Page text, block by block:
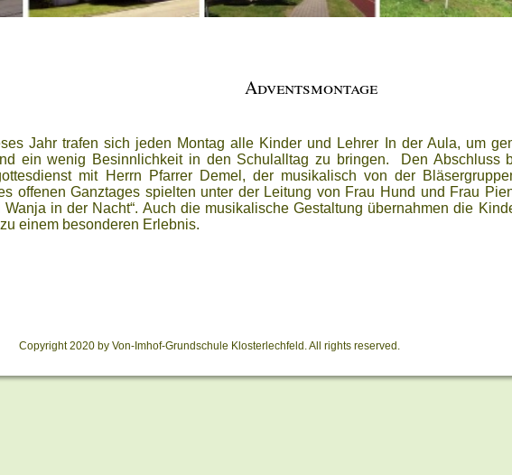
Adventsmontage
Jahr trafen sich jeden Montag alle Kinder und Lehrer In der Aula, um
ein wenig Besinnlichkeit in den Schulalltag zu bringen. Den Abschluss
mit Herrn Pfarrer Demel, der musikalisch von der
offenen Ganztages spielten unter der Leitung von Frau Hund und Frau
Wanja in der Nacht“. Auch die musikalische Gestaltung übernahmen die
einem besonderen Erlebnis.
Copyright 2020 by Von-Imhof-Grundschule Klosterlechfeld. All rights reserved.